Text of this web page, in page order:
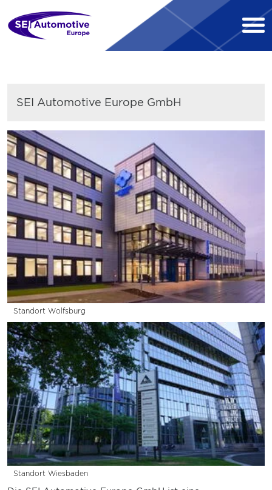
SEI Automotive Europe GmbH
Standort Wolfsburg
Standort Wiesbaden